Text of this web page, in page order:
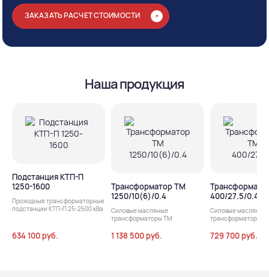
ЗАКАЗАТЬ РАСЧЕТ СТОИМОСТИ
Наша продукция
Подстанция КТП-П
1250-1600
Проходные трансформаторные
подстанции КТП-П 25-2500 кВа
634 100 руб.
Трансформатор ТМ
1250/10(6)/0.4
Силовые масляные
трансформаторы ТМ
1 138 500 руб.
400/27.5/0.4
Силовые масляные
трансформаторы
729 700 руб.